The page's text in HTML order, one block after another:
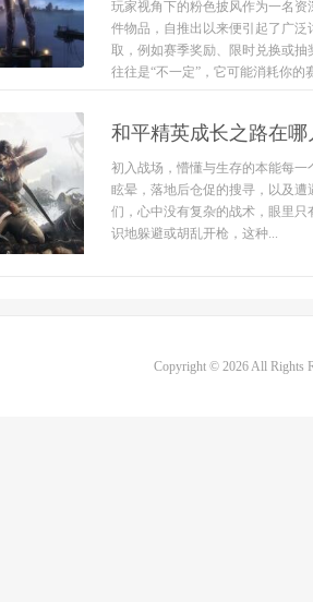
玩家视角下的粉色披风作为一名
件物品，自推出以来便引起了广
取，例如赛季奖励、限时兑换或
往往是“不一定”，它可能消耗你的
和平精英成长之路在
初入战场，懵懂与生存的本能每
眩晕，落地后仓促的搜寻，以及
们，心中没有复杂的战术，眼里
识地躲避或胡乱开枪，这种...
Copyright © 2026 All Rights